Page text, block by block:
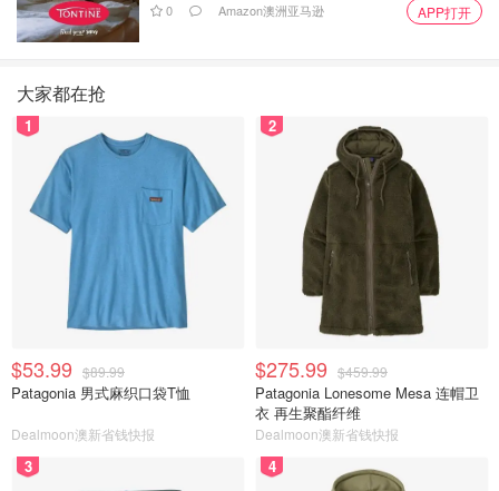
0 Amazon澳洲亚马逊 APP打开
大家都在抢
1
$53.99 $89.99
Patagonia 男式麻织口袋T恤
Dealmoon澳新省钱快报
2
$275.99 $459.99
Patagonia Lonesome Mesa 连帽卫
衣 再生聚酯纤维
Dealmoon澳新省钱快报
3 4